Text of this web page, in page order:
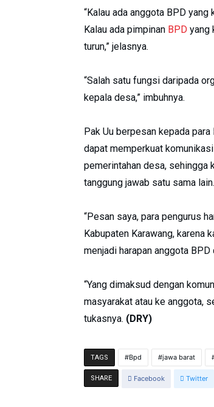
“Kalau ada anggota BPD
Kalau ada pimpinan BPD yang
turun,” jelasnya.
“Salah satu fungsi daripada
kepala desa,” imbuhnya.
Pak Uu berpesan kepada
dapat memperkuat
pemerintahan desa, sehingga
tanggung jawab satu sama lain.
“Pesan saya, para pengurus
Kabupaten Karawang, karena
menjadi harapan anggota
“Yang dimaksud dengan
masyarakat atau ke anggota,
tukasnya. (DRY)
TAGS Bpd jawa barat
SHARE Facebook Twitter